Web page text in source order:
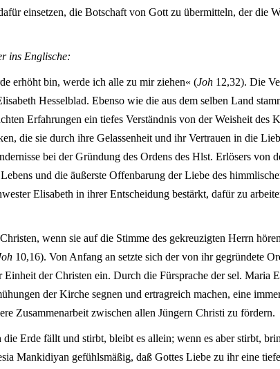
einsetzen, die Botschaft von Gott zu übermitteln, der die
ins Englische:
erhöht bin, werde ich alle zu mir ziehen« (Joh 12,32). Die
Hesselblad. Ebenso wie die aus dem selben Land
Erfahrungen ein tiefes Verständnis von der Weisheit des
die sie durch ihre Gelassenheit und ihr Vertrauen in die
bei der Gründung des Ordens des Hlst. Erlösers von
und die äußerste Offenbarung der Liebe des
Elisabeth in ihrer Entscheidung bestärkt, dafür zu
wenn sie auf die Stimme des gekreuzigten Herrn
10,16). Von Anfang an setzte sich der von ihr gegründete
Einheit der Christen ein. Durch die Fürsprache der sel. Maria
der Kirche segnen und ertragreich machen, eine
Zusammenarbeit zwischen allen Jüngern Christi zu fördern.
Erde fällt und stirbt, bleibt es allein; wenn es aber stirbt,
Mankidiyan gefühlsmäßig, daß Gottes Liebe zu ihr eine